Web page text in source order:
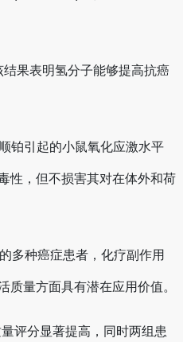
果表明氢分子能够提高抗癌
铂引起的小鼠氧化应激水平
性，但不损害其对在体外和荷
多种癌症患者，化疗副作用
量方面具有潜在应用价值。
评分显著提高，同时两组患